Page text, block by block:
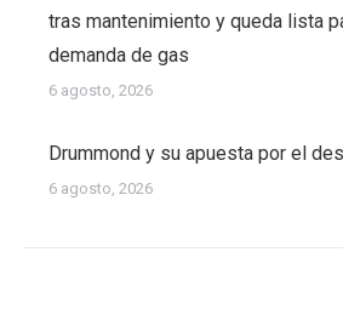
tras mantenimiento y queda lista
demanda de gas
6 agosto, 2026
Drummond y su apuesta por el
6 agosto, 2026